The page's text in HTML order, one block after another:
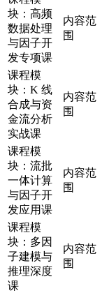
块：高频
数据处理
与因子开
发专项课
内容范
围
课程模
块：K 线
合成与资
金流分析
实战课
内容范
围
课程模
块：流批
一体计算
与因子开
发应用课
内容范
围
课程模
块：多因
子建模与
推理深度
课
内容范
围